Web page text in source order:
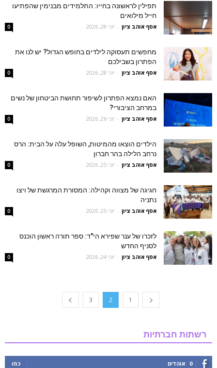
תפילין לראשונה בחייו: התלמידים מבנימין שהפתיעו
חייל מילואים
אסף אוהב ציון - יוני 28, 2026 0
מחפשים תעסוקה לילדים בחופש הגדול? יש לנו את
הפתרון בשבילכם
אסף אוהב ציון - יוני 28, 2026 0
האם נמצא הפתרון לשיפור תחושת הביטחון של נשים
במרחב הציבורי?
אסף אוהב ציון - יוני 26, 2026 0
הילדים הוצאו מהמיטות, השופל עלה על הבית: הרס
נרחב הלילה בהר חברון
אסף אוהב ציון - יוני 25, 2026 0
חגיגה של מצווה וקהילה: המסורת המרגשת של ויצו
נתניה
אסף אוהב ציון - יוני 25, 2026 0
לזכרו של ענר שפירא הי"ד: ספר תורה ראשון הוכנס
לסניף החדש
אסף אוהב ציון - יוני 24, 2026 0
1
2
3
רשתות חברתיות
0 אוהדים כמו